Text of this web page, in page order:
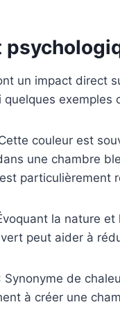
un impact direct
quelques exemples
couleur est
une chambre
particulièrement
la nature
peut aider à
Synonyme de
à créer une